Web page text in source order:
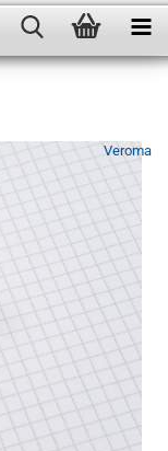
Veroma